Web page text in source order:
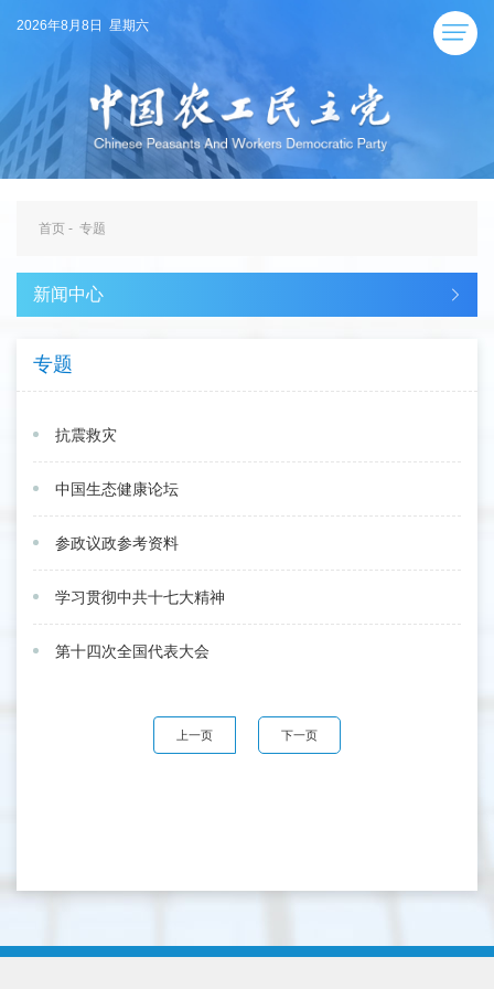
2026年8月8日 星期六
首页 - 专题
新闻中心
专题
抗震救灾
中国生态健康论坛
参政议政参考资料
学习贯彻中共十七大精神
第十四次全国代表大会
上一页 下一页